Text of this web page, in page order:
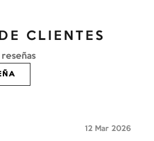
CLIENTES
reseñas
12 Mar 2026